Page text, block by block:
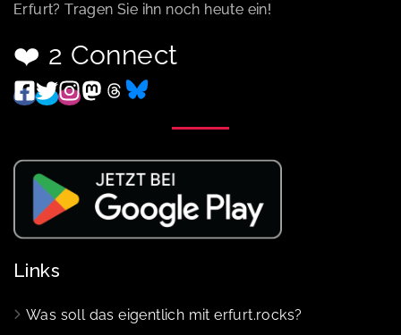
Erfurt? Tragen Sie ihn noch heute ein!
❤️ 2 Connect
Links
Was soll das eigentlich mit erfurt.rocks?